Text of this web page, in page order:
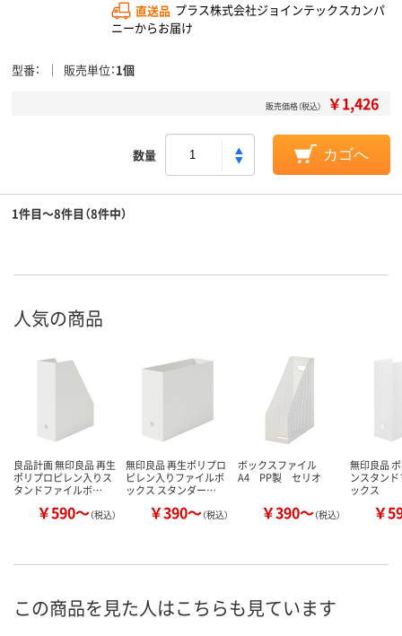
直送品 プラス株式会社ジョインテックスカンパ
ニーからお届け
型番 販売単位 1個
販売価格（税込） ￥1,426
数量 カゴへ
1件目～8件目（8件中）
人気の商品
良品計画 無印良品 再生
ポリプロピレン入りス
タンドファイルボ…
￥590～（税込）
無印良品 再生ポリプロ
ピレン入りファイルボ
ックス スタンダー…
￥390～（税込）
ボックスファイル
A4 PP製 セリオ
￥390～（税込）
無印良品
ンスタン
ックス
￥
この商品を見た人はこちらも見ています